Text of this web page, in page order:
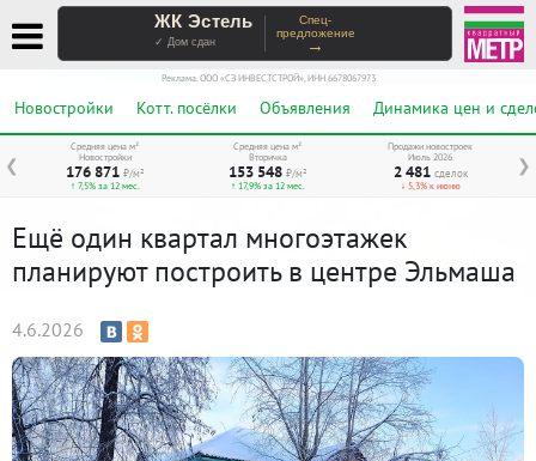
ЖК Эстель
✓ Дом сдан
Спец-
предложение
→
Реклама. ООО «СЗ ИНВЕСТСТРОЙ», ИНН 6678067973
Новостройки Котт. посёлки Объявления Динамика цен и
❮ ❯
Средняя цена м²
Новостройки
176 871 ₽/м²
↑ 7,5% за 12 мес.
Средняя цена м²
Вторичка
153 548 ₽/м²
↑ 17,9% за 12 мес.
Продажи новостроек
Июль 2026
2 481 сделок
↓ 5,3% к июню
Ещё один квартал многоэтажек
планируют построить в центре Эльмаша
4.6.2026